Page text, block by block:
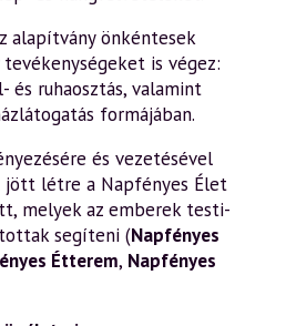
alapítvány önkéntesek
is végez:
és ruhaosztás, valamint
formájában.
és vezetésével
jött létre a Napfényes Élet
melyek az emberek testi-
segíteni (Napfényes
Étterem, Napfényes